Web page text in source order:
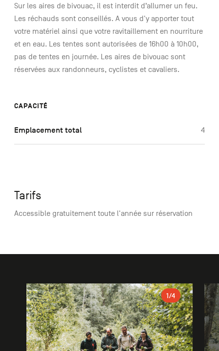
Sur les aires de bivouac, il est interdit d’allumer un feu.
Les réchauds sont conseillés. A vous d'y apporter tout
votre matériel ainsi que votre ravitaillement en nourriture
et en eau. Les tentes sont autorisées de 16h00 à 10h00,
pas de tentes en journée. Les aires de bivouac sont
réservées aux randonneurs, cyclistes et cavaliers.
CAPACITÉ
Emplacement total 4
Tarifs
Accessible gratuitement toute l'année sur réservation
Galerie
1/4